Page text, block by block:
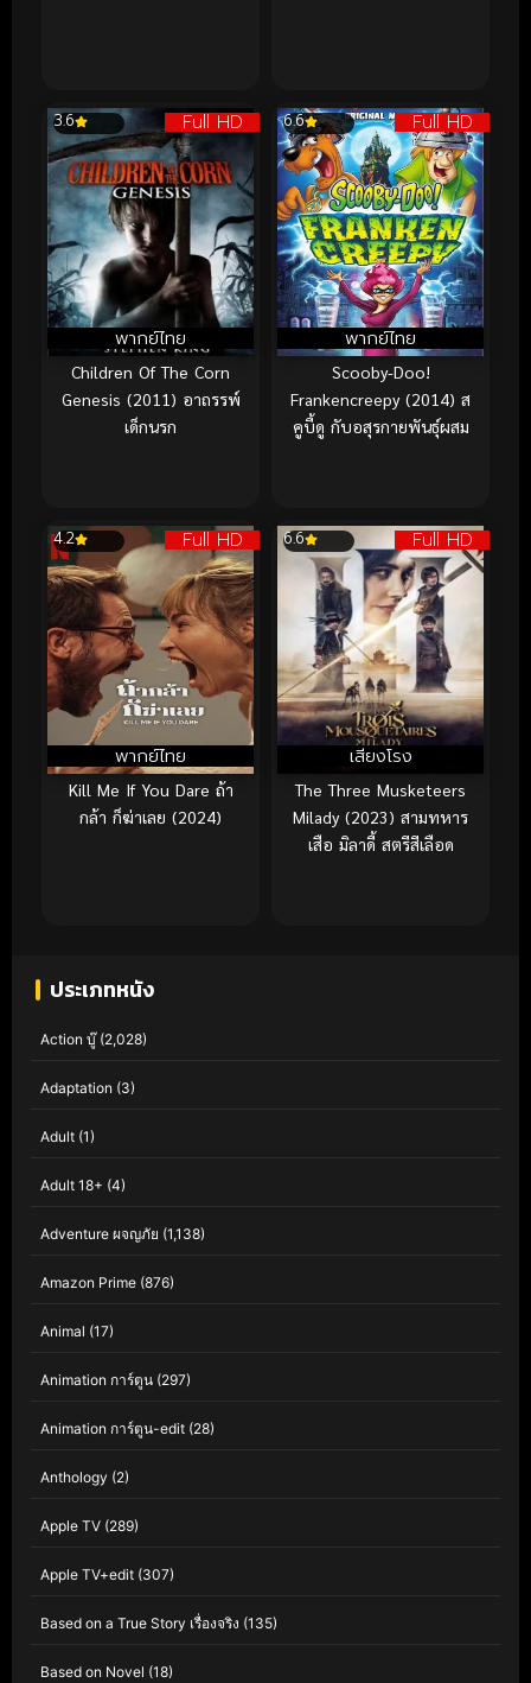
Full HD
พากย์ไทย
3.6
Children Of The Corn
Genesis (2011) อาถรรพ์
เด็กนรก
Full HD
พากย์ไทย
6.6
Scooby-Doo!
Frankencreepy (2014) ส
คูบี้ดู กับอสุรกายพันธุ์ผสม
Full HD
พากย์ไทย
4.2
Kill Me If You Dare ถ้า
กล้า ก็ฆ่าเลย (2024)
Full HD
เสียงโรง
6.6
The Three Musketeers
Milady (2023) สามทหาร
เสือ มิลาดี้ สตรีสีเลือด
ประเภทหนัง
Action บู๊(2,028)
Adaptation (3)
Adult (1)
Adult 18+ (4)
Adventure ผจญภัย (1,138)
Amazon Prime (876)
Animal (17)
Animation การ์ตูน (297)
Animation การ์ตูน-edit (28)
Anthology (2)
Apple TV (289)
Apple TV+edit (307)
Based on a True Story เรื่องจริง (135)
Based on Novel (18)